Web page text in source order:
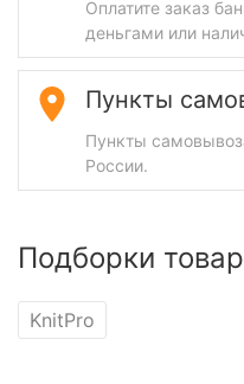
Оплатите заказ
деньгами или
Пункты
Пункты
России.
Подборки
KnitPro